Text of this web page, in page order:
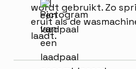
wordt gebruikt. Zo
eruit als de
laadt.